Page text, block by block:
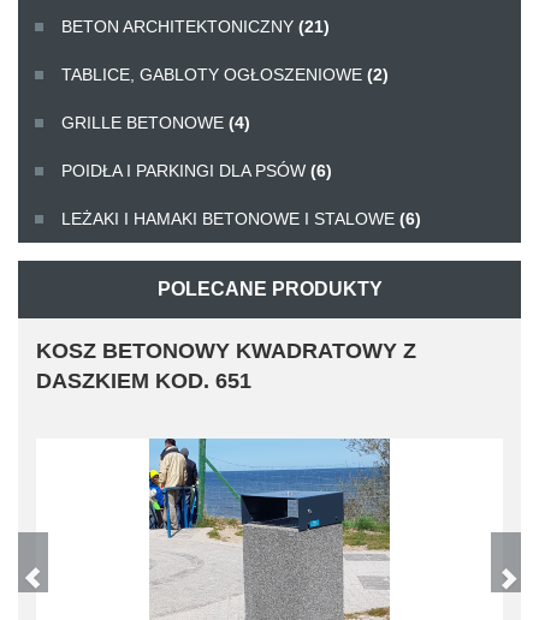
BETON ARCHITEKTONICZNY (21)
TABLICE, GABLOTY OGŁOSZENIOWE (2)
GRILLE BETONOWE (4)
POIDŁA I PARKINGI DLA PSÓW (6)
LEŻAKI I HAMAKI BETONOWE I STALOWE (6)
POLECANE PRODUKTY
KOSZ BETONOWY KWADRATOWY Z
DASZKIEM KOD. 651